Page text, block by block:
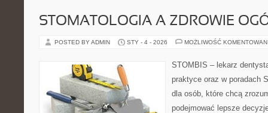
STOMATOLOGIA A ZDROWIE
POSTED BY ADMIN STY - 4 - 2026 MOŻLIWOŚĆ
STOMBIS – lekarz
praktyce oraz w poradach
dla osób, które chcą
podejmować lepsze